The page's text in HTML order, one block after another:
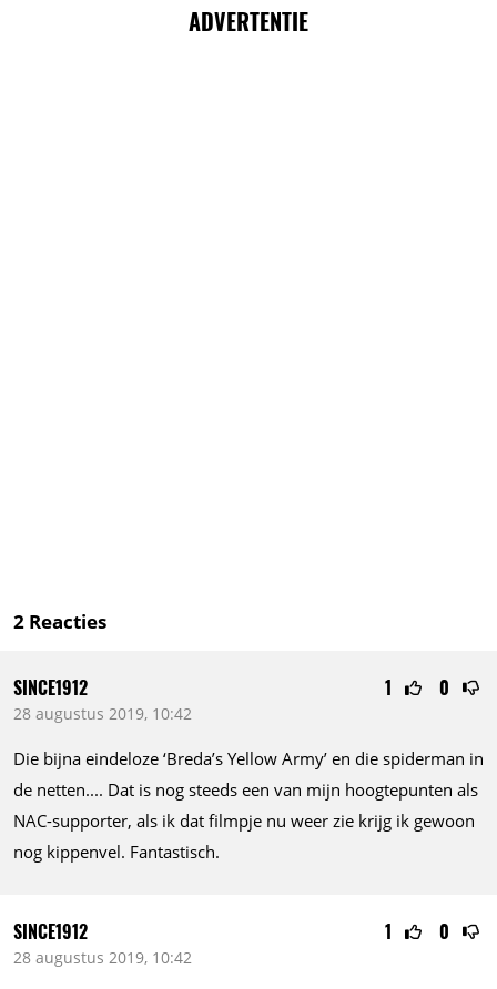
ADVERTENTIE
2 Reacties
1 0
SINCE1912
28 augustus 2019, 10:42
Die bijna eindeloze ‘Breda’s Yellow Army’ en die spiderman in
de netten.... Dat is nog steeds een van mijn hoogtepunten als
NAC-supporter, als ik dat filmpje nu weer zie krijg ik gewoon
nog kippenvel. Fantastisch.
1 0
SINCE1912
28 augustus 2019, 10:42